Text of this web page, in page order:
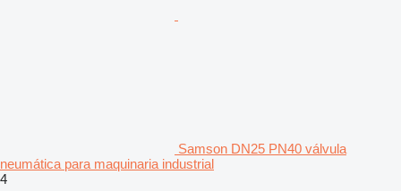
Samson DN25 PN40 válvula
neumática para maquinaria industrial
4